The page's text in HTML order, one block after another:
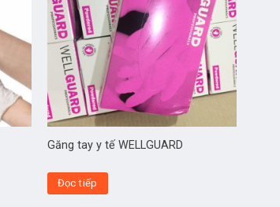
Găng tay y tế WELLGUARD
Đọc tiếp